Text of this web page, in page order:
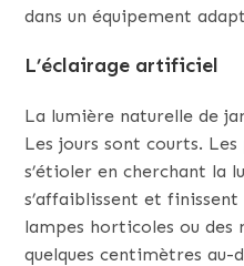
dans un équipement
L’éclairage artificiel
La lumière naturelle de
Les jours sont courts.
s’étioler en cherchant la
s’affaiblissent et
lampes horticoles ou des
quelques centimètres au-